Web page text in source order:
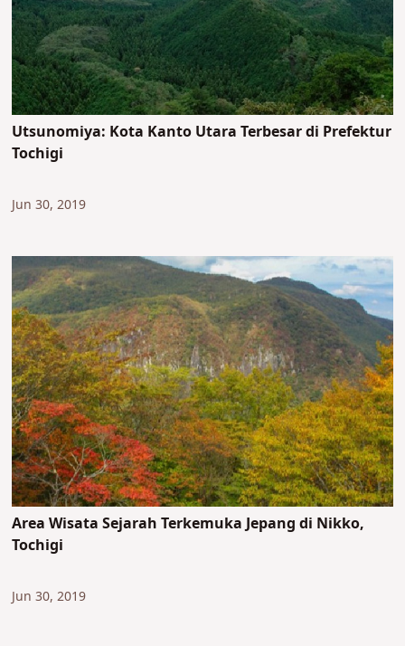
Utsunomiya: Kota Kanto Utara Terbesar di Prefektur
Tochigi
Jun 30, 2019
Area Wisata Sejarah Terkemuka Jepang di Nikko,
Tochigi
Jun 30, 2019